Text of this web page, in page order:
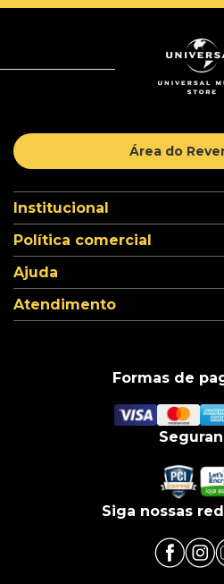
Área do
Institucional
Política comercial
Ajuda
Atendimento
Formas de
Siga nossas